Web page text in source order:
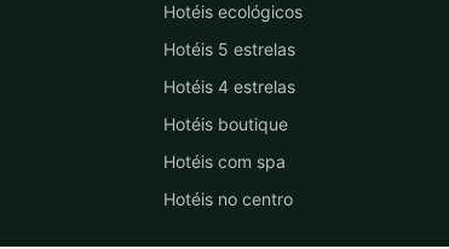
Hotéis ecológicos
Hotéis 5 estrelas
Hotéis 4 estrelas
Hotéis boutique
Hotéis com spa
Hotéis no centro